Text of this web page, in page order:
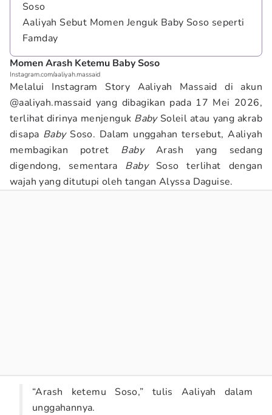
Soso
Aaliyah Sebut Momen Jenguk Baby Soso seperti
Famday
Momen Arash Ketemu Baby Soso
Instagram.com/aaliyah.massaid
Melalui Instagram Story Aaliyah Massaid di akun
@aaliyah.massaid yang dibagikan pada 17 Mei 2026,
terlihat dirinya menjenguk BabySoleil atau yang akrab
disapa BabySoso. Dalam unggahan tersebut, Aaliyah
membagikan potret BabyArash yang sedang
digendong, sementara BabySoso terlihat dengan
wajah yang ditutupi oleh tangan Alyssa Daguise.
“Arash ketemu Soso,” tulis Aaliyah dalam
unggahannya.